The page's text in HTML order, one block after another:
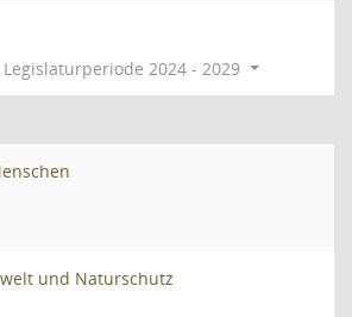
Legislaturperiode 2024 - 2029
und Naturschutz